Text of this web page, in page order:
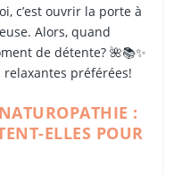
c’est ouvrir la porte à
Alors, quand
de détente? 🌺📚✨
relaxantes préférées!
:
ELLES POUR